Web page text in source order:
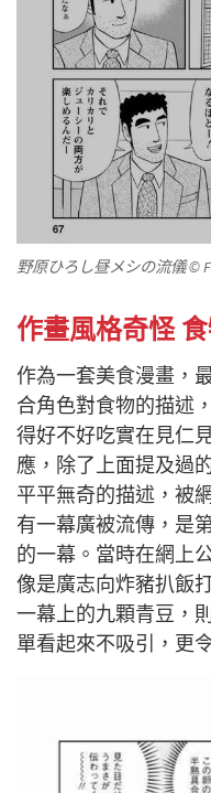
野原ひろし昼メシの流儀©
作畫風格奇怪
作為一套美食漫畫，
合角色對食物的描述
得好不好吃實在見仁
應，除了上面提及過
平平無奇的描述，被
有一幕廣被流傳，是
的一幕。當時在網上
像是廣志向炸豬扒飯
一幕上的九顆青豆，
單看起來不吸引，更